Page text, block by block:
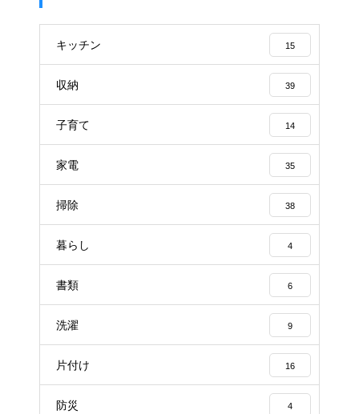
キッチン 15
収納 39
子育て 14
家電 35
掃除 38
暮らし 4
書類 6
洗濯 9
片付け 16
防災 4